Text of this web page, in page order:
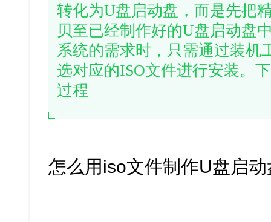
转化为U盘启动盘，而是先把
贝至已经制作好的U盘启动盘
系统的需求时，只需通过装机
选对应的ISO文件进行安装。
过程
怎么用iso文件制作U盘启动